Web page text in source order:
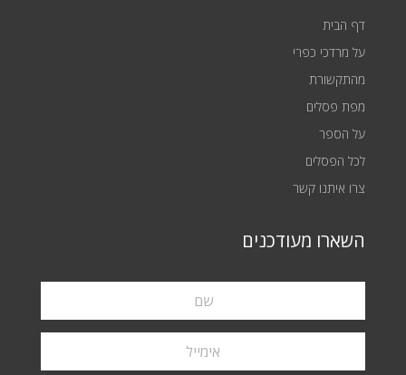
דף הבית
על מרדכי כפרי
מהתקשורת
מפת פסלים
על הספר
לכל הפסלים
צרו איתנו קשר
השארו מעודכנים